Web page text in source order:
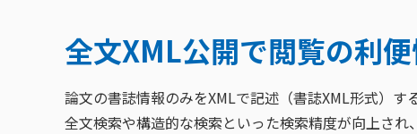
全文XML公開で閲覧の利
論文の書誌情報のみをXMLで記述（書誌XML形式）す
全文検索や構造的な検索といった検索精度が向上され